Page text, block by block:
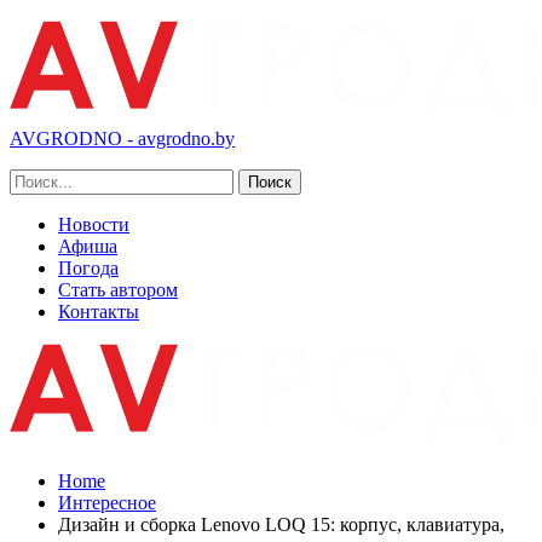
AVGRODNO - avgrodno.by
Новости
Афиша
Погода
Стать автором
Контакты
Home
Интересное
Дизайн и сборка Lenovo LOQ 15: корпус, клавиатура,